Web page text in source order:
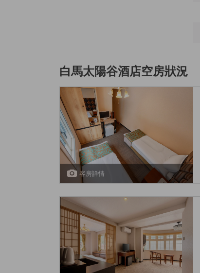
白馬太陽谷酒店空房狀況
客房詳情